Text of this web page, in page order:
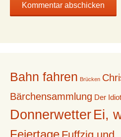
Bahn fahren Brücken
Bärchensammlung Der Idiot
Donnerwetter Ei,
Feiertage